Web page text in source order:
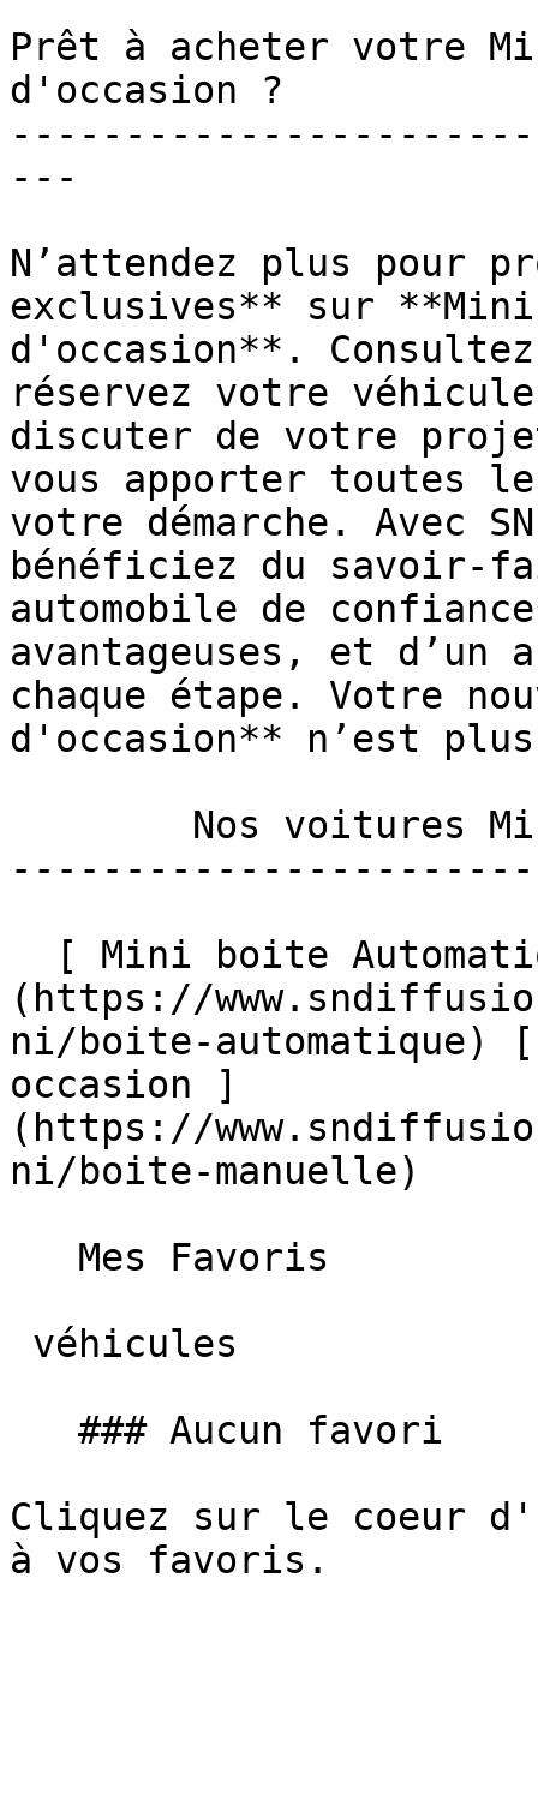
Prêt à acheter votre
d'occasion ?
---
N’attendez plus pour
exclusives** sur **Mini
d'occasion**.
réservez votre
discuter de votre
vous apporter toutes
votre démarche. Avec
bénéficiez du savoir-
automobile de
avantageuses, et d’un
chaque étape. Votre
d'occasion** n’est
(https://
ni/boite-automatique)
occasion ]
(https://
ni/boite-manuelle)
Cliquez sur le coeur